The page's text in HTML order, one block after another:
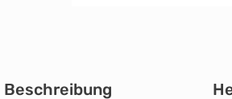
Beschreibung